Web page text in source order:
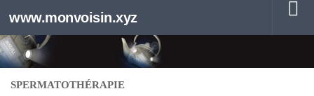
Au dessous du contenu
www.monvoisin.xyz
SPERMATOTHÉRAPIE